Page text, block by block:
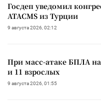
Госдеп уведомил
ATACMS из Турции
9 августа 2026, 02:12
При масс-атаке БПЛА
и 11 взрослых
9 августа 2026, 01:55